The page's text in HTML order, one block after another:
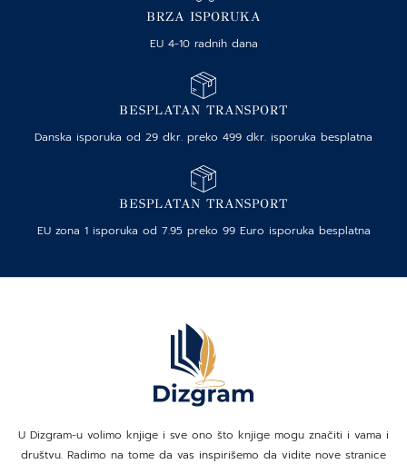
BRZA ISPORUKA
EU 4-10 radnih dana
BESPLATAN TRANSPORT
Danska isporuka od 29 dkr. preko 499 dkr. isporuka besplatna
BESPLATAN TRANSPORT
EU zona 1 isporuka od 7.95 preko 99 Euro isporuka besplatna
U Dizgram-u volimo knjige i sve ono što knjige mogu značiti i vama i
društvu. Radimo na tome da vas inspirišemo da vidite nove stranice